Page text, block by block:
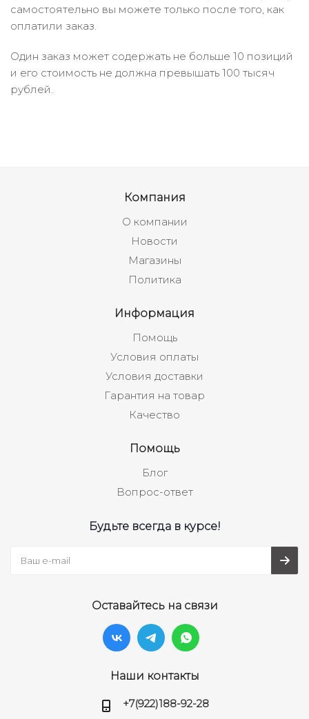
самостоятельно вы можете только после того, как
оплатили заказ.
Один заказ может содержать не больше 10 позиций
и его стоимость не должна превышать 100 тысяч
рублей.
Компания
О компании
Новости
Магазины
Политика
Информация
Помощь
Условия оплаты
Условия доставки
Гарантия на товар
Качество
Помощь
Блог
Вопрос-ответ
Будьте всегда в курсе!
Оставайтесь на связи
Наши контакты
+7(922)188-92-28